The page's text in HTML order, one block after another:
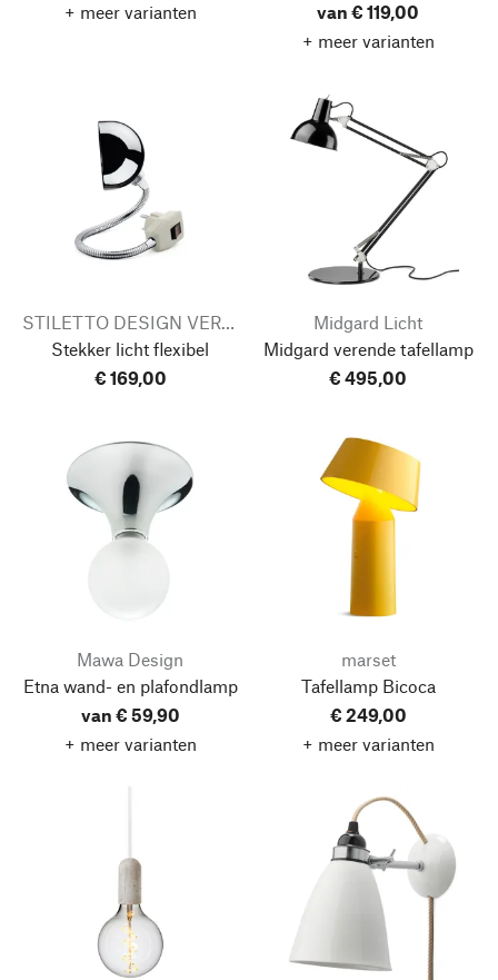
+ meer varianten
van € 119,00
+ meer varianten
STILETTO DESIGN VERTReiB
Stekker licht flexibel
€ 169,00
Midgard Licht
Midgard verende tafellamp
€ 495,00
Mawa Design
Etna wand- en plafondlamp
van € 59,90
+ meer varianten
marset
Tafellamp Bicoca
€ 249,00
+ meer varianten
Naar boven